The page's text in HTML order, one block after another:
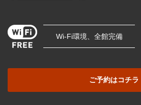
Wi-Fi環境、全館完備
ご予約はコチラ